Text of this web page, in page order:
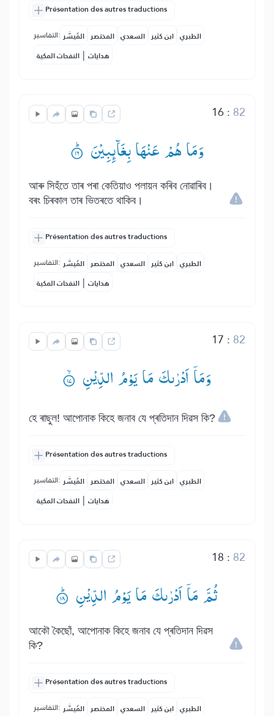
Présentation des autres traductions
التفاسير: المُيسَّر المختصر السعدي ابن كثير الطبري
النفحات المكية | هدايات
16: 82
وَمَا هُمْ عَنْهَا بِغَآىِٕبِیْنَ ۟ؕ
আৰু সিহঁতে তাৰ পৰা কেতিয়াও পলায়ন কৰিব নোৱাৰিব।
বৰং চিৰকাল তাৰ ভিতৰতে থাকিব।
Présentation des autres traductions
التفاسير: المُيسَّر المختصر السعدي ابن كثير الطبري
النفحات المكية | هدايات
17 : 82
وَمَاۤ اَدْرٰىكَ مَا یَوْمُ الدِّیْنِ ۟ۙ
হে ৰাছুল! আপোনাক কিহে জনাব যে প্ৰতিদান দিৱস কি?
Présentation des autres traductions
التفاسير: المُيسَّر المختصر السعدي ابن كثير الطبري
النفحات المكية | هدايات
18 : 82
ثُمَّ مَاۤ اَدْرٰىكَ مَا یَوْمُ الدِّیْنِ ۟ؕ
আকৌ কৈছোঁ, আপোনাক কিহে জনাব যে প্ৰতিদান দিৱস
কি?
Présentation des autres traductions
التفاسير: المُيسَّر المختصر السعدي ابن كثير الطبري